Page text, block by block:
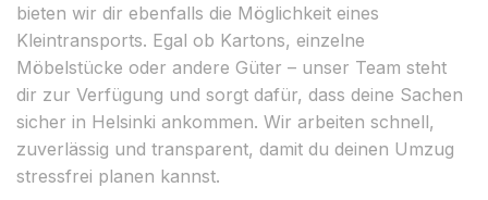
bieten wir dir ebenfalls die Möglichkeit eines
Kleintransports. Egal ob Kartons, einzelne
Möbelstücke oder andere Güter – unser Team steht
dir zur Verfügung und sorgt dafür, dass deine Sachen
sicher in Helsinki ankommen. Wir arbeiten schnell,
zuverlässig und transparent, damit du deinen Umzug
stressfrei planen kannst.